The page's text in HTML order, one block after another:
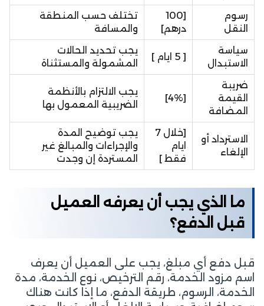
رسوم
النقل
[100
درهم]
تختلف حسب المنطقة
والمسافة
سياسة
الاستبدال
[ 5 ايام ]
يجب تحديد الحالات
المشمولة والمستثناة
ضريبة
القيمة
المضافة
[4%]
يجب الالتزام بالأنظمة
الضريبية المعمول بها
الاسترداد أو
الإلغاء
[خلال 7
ايام
فقط ]
يجب توضيح المدة
والإجراءات والمبالغ غير
المستردة إن وجدت
ما الذي يجب أن يعرفه العميل
قبل الدفع؟
قبل دفع أي مبلغ، يجب على العميل أن يعرف
اسم مزود الخدمة، رقم الترخيص، نوع الخدمة، مدة
الخدمة، الرسوم، طريقة الدفع، ما إذا كانت هناك